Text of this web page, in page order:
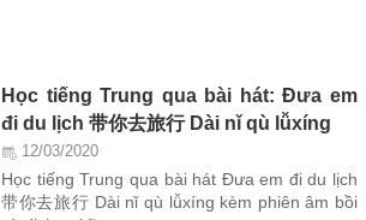
Học tiếng Trung qua bài hát: Đưa em
đi du lịch 带你去旅行 Dài nǐ qù lǚxíng
12/03/2020
Học tiếng Trung qua bài hát Đưa em đi du lịch
带你去旅行 Dài nǐ qù lǚxíng kèm phiên âm bồi